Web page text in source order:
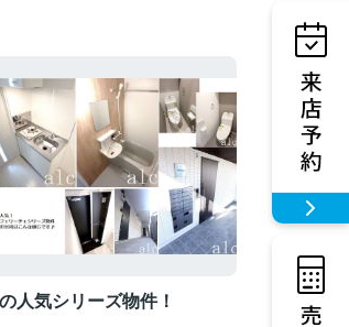
人気シリーズ物件！